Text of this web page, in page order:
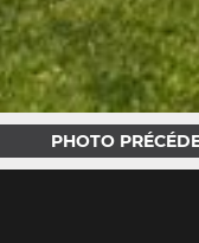
PHOTO